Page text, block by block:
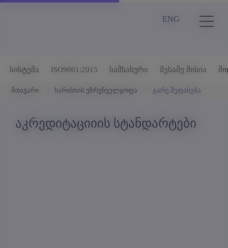
ENG
სისტემა ISO9001:2015 სამსახური მესამე მისია
მთავარი ხარისხის უზრუნველყოფა გარე შეფასება
აკრედიტაციიის სტანდარტები